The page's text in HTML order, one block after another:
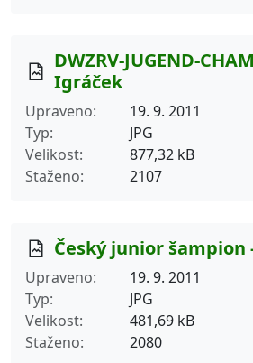
DWZRV-JUGEND-
Igráček
Upraveno
19. 9. 2011
Typ
JPG
Velikost
877,32 kB
Staženo
2107
Český junior šampion
Upraveno
19. 9. 2011
Typ
JPG
Velikost
481,69 kB
Staženo
2080